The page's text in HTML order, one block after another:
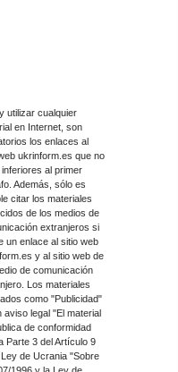
utilizar cualquier
en Internet, son
los enlaces al
ukrinform.es que no
al primer
Además, sólo es
citar los materiales
de los medios de
extranjeros si
un enlace al sitio web
y al sitio web de
de comunicación
Los materiales
como "Publicidad"
aviso legal "El material
de conformidad
Parte 3 del Artículo 9
de Ucrania "Sobre